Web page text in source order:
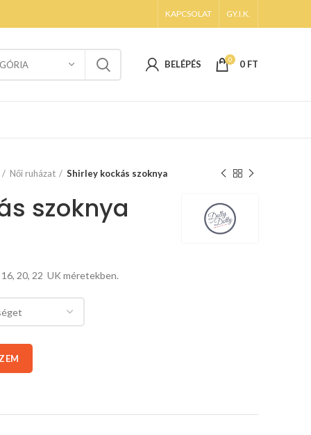
KAPCSOLAT GY.I.K.
BELÉPÉS 0 0 FT
Női ruházat Shirley kockás szoknya
szoknya
20, 22 UK méretekben.